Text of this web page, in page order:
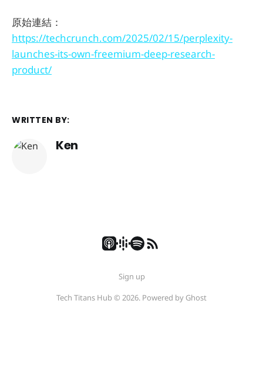
原始連結：
https://techcrunch.com/2025/02/15/perplexity-
launches-its-own-freemium-deep-research-
product/
WRITTEN BY:
Ken
Sign up
Tech Titans Hub © 2026. Powered by Ghost